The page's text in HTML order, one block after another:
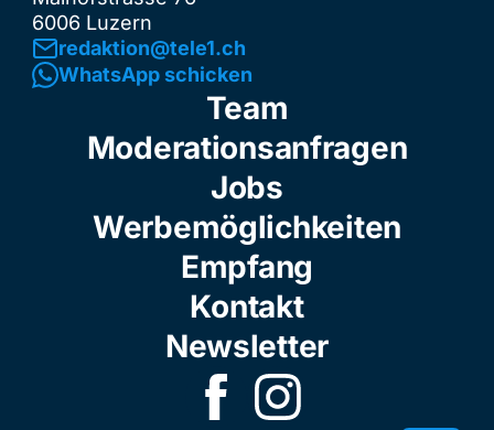
6006 Luzern
redaktion@tele1.ch
WhatsApp schicken
Team
Moderationsanfragen
Jobs
Werbemöglichkeiten
Empfang
Kontakt
Newsletter